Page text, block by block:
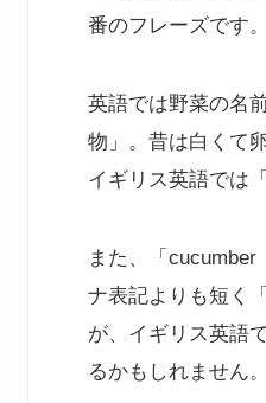
番のフレーズです。
英語では野菜の名
物」。昔は白くて
イギリス英語では
また、「
ナ表記よりも短く
が、イギリス英語
るかもしれません。